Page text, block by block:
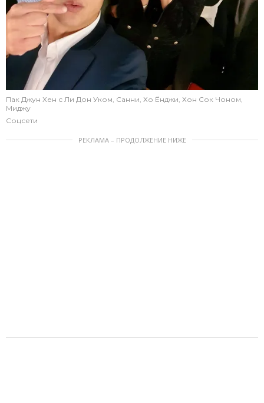
Пак Джун Хен с Ли Дон Уком, Санни, Хо Ёнджи, Хон Сок Чоном,
Миджу
Соцсети
РЕКЛАМА – ПРОДОЛЖЕНИЕ НИЖЕ